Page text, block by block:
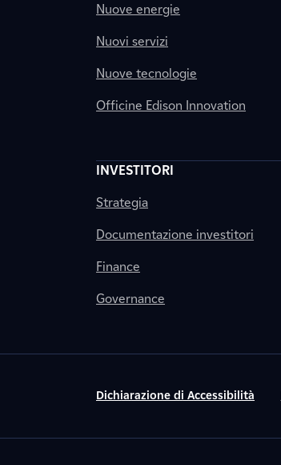
Nuove energie
Nuovi servizi
Nuove tecnologie
Officine Edison Innovation
INVESTITORI
Strategia
Documentazione investitori
Finance
Governance
Dichiarazione di Accessibilità